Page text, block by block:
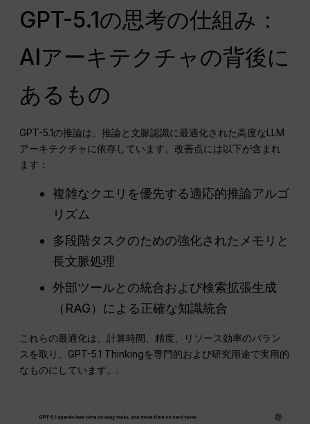
GPT-5.1の思考の仕組み：
AIアーキテクチャの背後に
あるもの
GPT-5.1の推論は、推論と文脈認識に最適化された高度なLLM
アーキテクチャに依存しています。改善点には以下が含まれ
ます：
複雑なクエリを優先する適応的推論アルゴ
リズム
多段階タスクのための強化されたメモリと
長文脈処理
外部ツールとの統合および検索拡張生成
（RAG）による正確な知識統合
これらの最適化は、計算時間、精度、リソース効率のバラン
スを取り、GPT-5.1 Thinkingを専門的および研究用途で実用的
なものにしています。.